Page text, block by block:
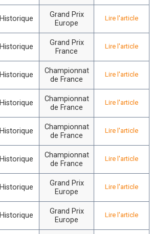
Historique
Grand Prix
Europe
Lire l'article
Historique
Grand Prix
France
Lire l'article
Historique
Championnat
de France
Lire l'article
Historique
Championnat
de France
Lire l'article
Historique
Championnat
de France
Lire l'article
Historique
Championnat
de France
Lire l'article
Historique
Grand Prix
Europe
Lire l'article
Historique
Grand Prix
Europe
Lire l'article